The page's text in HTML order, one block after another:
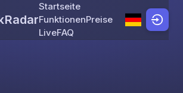
Skip to content
Startseite
FunktionenPreise
LiveFAQ